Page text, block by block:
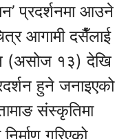
प्रदर्शनमा आउने
आगामी दसैँलाई
(असोज १३) देखि
हुने जनाइएको
संस्कृतिमा
गरिएको